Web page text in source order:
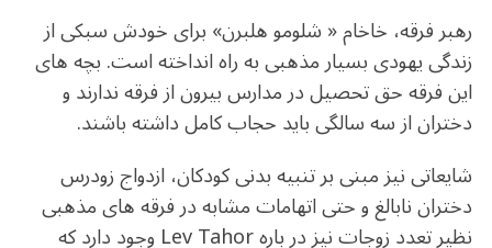
رهبر فرقه، خاخام « شلومو هلبرن» برای خودش سبکی از
زندگی یهودی بسیار مذهبی به راه انداخته است. بچه های
این فرقه حق تحصیل در مدارس بیرون از فرقه ندارند و
دختران از سه سالگی باید حجاب کامل داشته باشند.
شایعاتی نیز مبنی بر تنبیه بدنی کودکان، ازدواج زودرس
دختران نابالغ و حتی اتهامات مشابه در فرقه های مذهبی
نظیر تعدد زوجات نیز در باره Lev Tahor وجود دارد که